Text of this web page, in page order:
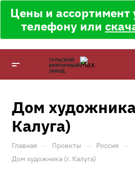
Цены и ассортимент
телефону или
Дом художника
Калуга)
Главная — Проекты — Россия —
Дом художника (г. Калуга)